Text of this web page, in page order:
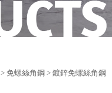
> 免螺絲角鋼 > 鍍鋅免螺絲角鋼